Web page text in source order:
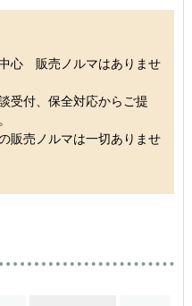
心 販売ノルマはありませ
受付、保全対応からご提
販売ノルマは一切ありませ